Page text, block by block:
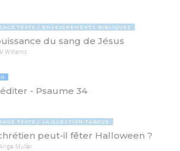
TEXTE ENSEIGNEMENTS BIBLIQUES
du sang de Jésus
Williams
- Psaume 34
TEXTE LA QUESTION TABOUE
peut-il fêter Halloween ?
Muller